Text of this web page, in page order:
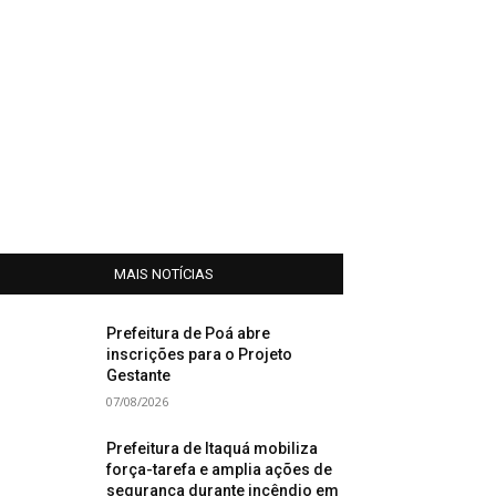
MAIS NOTÍCIAS
Prefeitura de Poá abre
inscrições para o Projeto
Gestante
07/08/2026
Prefeitura de Itaquá mobiliza
força-tarefa e amplia ações de
segurança durante incêndio em